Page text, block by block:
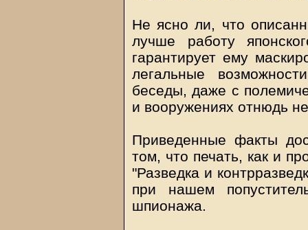
Не ясно ли, что
лучше работу
гарантирует ему
легальные
беседы, даже с
и вооружениях отнюдь
Приведенные факты
том, что печать, как и
"Разведка и
при нашем
шпионажа.